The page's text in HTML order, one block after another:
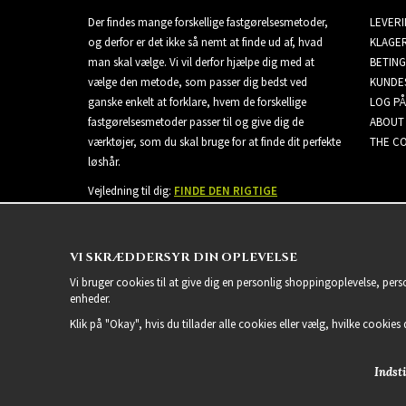
Der findes mange forskellige fastgørelsesmetoder,
og derfor er det ikke så nemt at finde ud af, hvad
man skal vælge. Vi vil derfor hjælpe dig med at
vælge den metode, som passer dig bedst ved
ganske enkelt at forklare, hvem de forskellige
fastgørelsesmetoder passer til og give dig de
værktøjer, som du skal bruge for at finde dit perfekte
løshår.
Vejledning til dig: FINDE DEN RIGTIGE
LOG PÅ
THE
VI SKRÆDDERSYR DIN OPLEVELSE
Vi bruger cookies til at give dig en personlig shoppingoplevelse,
enheder.
Klik på "Okay", hvis du tillader alle cookies eller vælg, hvilke